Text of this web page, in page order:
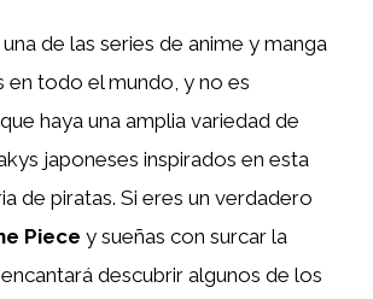
de las series de anime y manga
en todo el mundo, y no es
haya una amplia variedad de
japoneses inspirados en esta
de piratas. Si eres un verdadero
Piece y sueñas con surcar la
descubrir algunos de los